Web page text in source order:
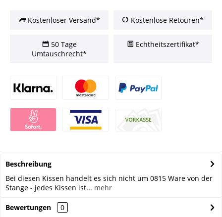
Kostenloser Versand* Kostenlose Retouren*
50 Tage
Umtauschrecht*
Echtheitszertifikat*
Beschreibung
Bei diesen Kissen handelt es sich nicht um 0815 Ware von der
Stange - jedes Kissen ist... mehr
Bewertungen
0